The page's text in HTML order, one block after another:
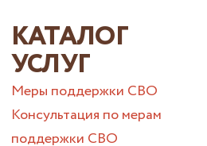
КАТАЛОГ
УСЛУГ
Меры поддержки СВО
Консультация по мерам
поддержки СВО